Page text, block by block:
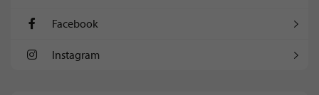
Facebook
Instagram